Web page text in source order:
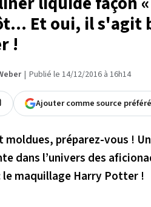
Et oui, il s'agit
!
Publié le 14/12/2016 à 16h14
Ajouter comme source
moldues, préparez-vous !
dans l’univers des
maquillage Harry Potter !